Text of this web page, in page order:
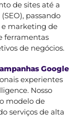
de sites até a
passando
e marketing de
ferramentas
de negócios.
Google
experientes
Nosso
modelo de
serviços de alta